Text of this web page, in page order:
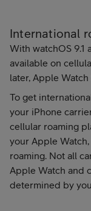
International
With watchOS 9.1
available on
later, Apple
To get
your iPhone
cellular roaming
your Apple
roaming. Not all
Apple Watch and
determined by